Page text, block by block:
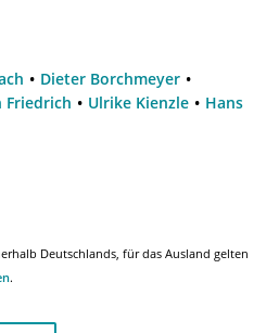
Dieter Borchmeyer
Friedrich Ulrike Kienzle
Hans
Deutschlands, für das Ausland gelten
.